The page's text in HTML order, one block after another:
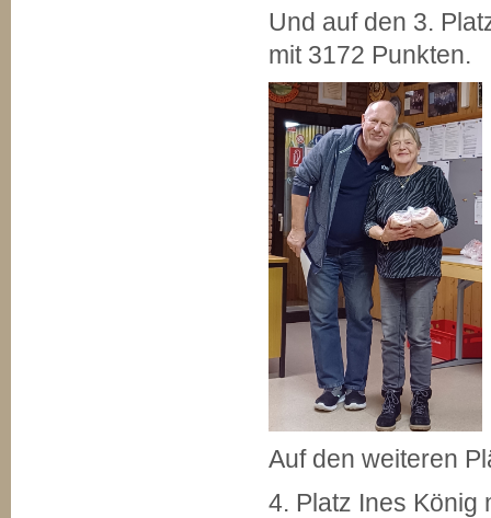
Und auf den 3.
mit 3172 Punkten.
Auf den weiteren
4. Platz Ines König